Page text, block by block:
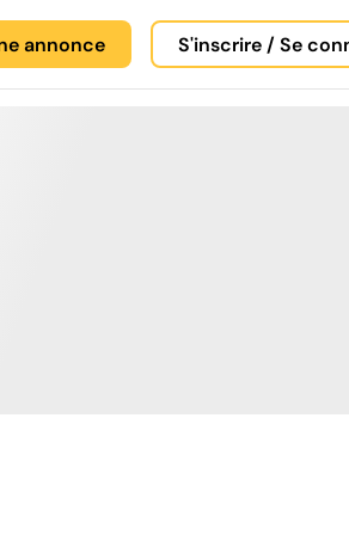
annonce S'inscrire / Se